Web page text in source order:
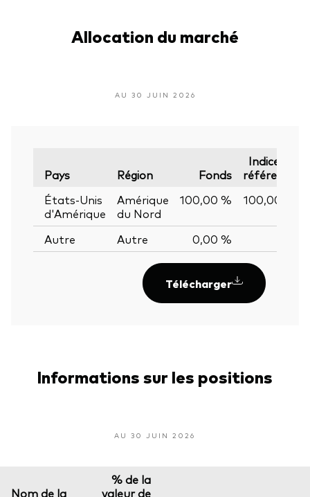
Allocation du marché
AU 30 JUIN 2026
Pays Région Fonds
Indice de
référence
États-Unis
d'Amérique
Amérique
du Nord
100,00 % 100,00 %
Autre Autre 0,00 %
Télécharger
Informations sur les positions
AU 30 JUIN 2026
Nom de la
% de la
valeur de